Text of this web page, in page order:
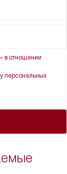
в отношении
персональных